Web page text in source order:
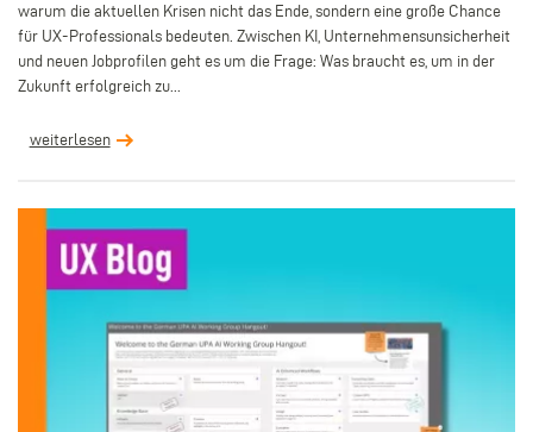
warum die aktuellen Krisen nicht das Ende, sondern eine große Chance
für UX-Professionals bedeuten. Zwischen KI, Unternehmensunsicherheit
und neuen Jobprofilen geht es um die Frage: Was braucht es, um in der
Zukunft erfolgreich zu...
weiterlesen